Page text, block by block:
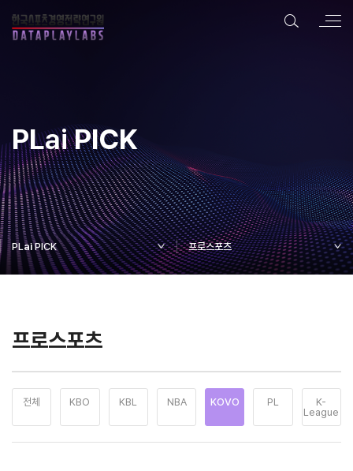
PLaiPICK
PLaiPICK 프로스포츠
프로스포츠
전체 KBO KBL NBA KOVO PL
K-
League